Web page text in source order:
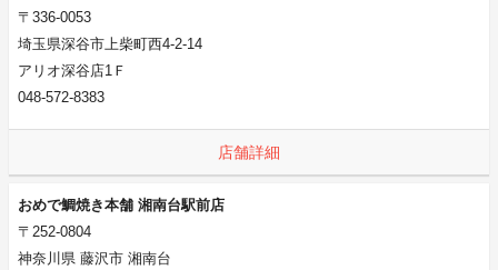
〒336-0053
埼玉県深谷市上柴町西4-2-14
アリオ深谷店1Ｆ
048-572-8383
店舗詳細
おめで鯛焼き本舗 湘南台駅前店
〒252-0804
神奈川県 藤沢市 湘南台